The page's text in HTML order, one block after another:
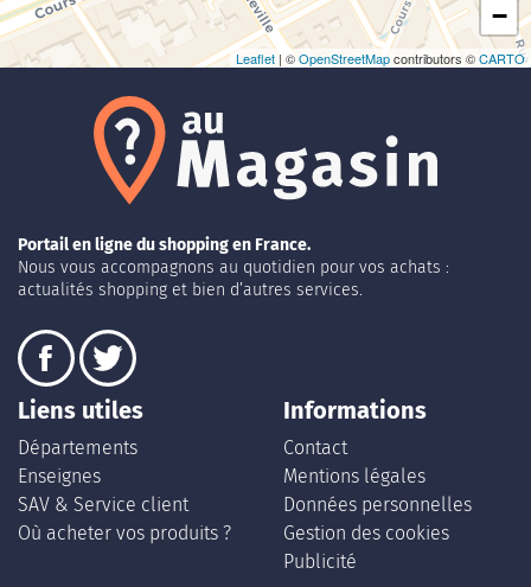
−
Leaflet | ©OpenStreetMapcontributors ©CARTO
Portail en ligne du shopping en France.
Nous vous accompagnons au quotidien pour vos achats :
actualités shopping et bien d’autres services.
Liens utiles
Départements
Enseignes
SAV & Service client
Où acheter vos produits ?
Informations
Contact
Mentions légales
Données personnelles
Gestion des cookies
Publicité